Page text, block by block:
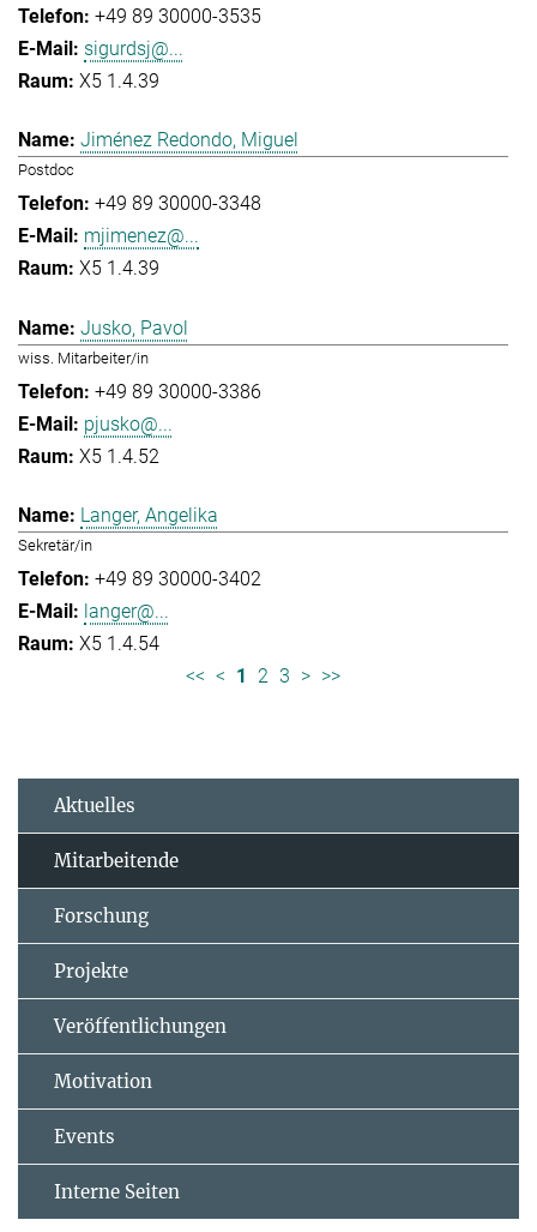
+49 89 30000-3535
sigurdsj@...
X5 1.4.39
Jiménez Redondo, Miguel
Postdoc
+49 89 30000-3348
mjimenez@...
X5 1.4.39
Jusko, Pavol
wiss. Mitarbeiter/in
+49 89 30000-3386
pjusko@...
X5 1.4.52
Langer, Angelika
Sekretär/in
+49 89 30000-3402
langer@...
X5 1.4.54
<< < 1 2 3 > >>
Aktuelles
Mitarbeitende
Forschung
Projekte
Veröffentlichungen
Motivation
Events
Interne Seiten